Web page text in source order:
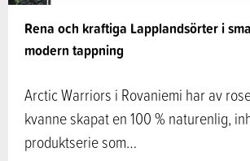
Rena och kraftiga Lapplandsörter i
modern tappning
Arctic Warriors i Rovaniemi har av
kvanne skapat en 100 % naturenlig,
produktserie som…